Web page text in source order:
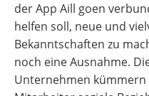
der App Aill goen
helfen soll, neue und
Bekanntschaften zu
noch eine Ausnahme.
Unternehmen